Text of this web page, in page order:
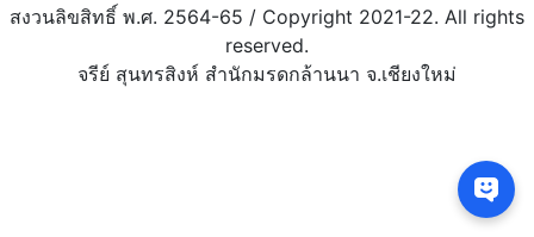
สงวนลิขสิทธิ์ พ.ศ. 2564-65 / Copyright 2021-22. All rights
reserved.
จรีย์ สุนทรสิงห์ สำนักมรดกล้านนา จ.เชียงใหม่